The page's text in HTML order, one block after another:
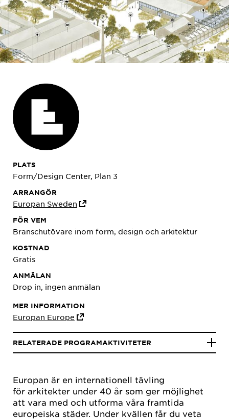
Europan är en internationell tävling
för arkitekter under 40 år som ger möjlighet
att vara med och utforma våra framtida
europeiska städer. Under kvällen får du veta
PLATS
Form/Design Center, Plan 3
ARRANGÖR
Europan Sweden
FÖR VEM
Branschutövare inom form, design och arkitektur
KOSTNAD
Gratis
ANMÄLAN
Drop in, ingen anmälan
MER INFORMATION
Europan Europe
RELATERADE PROGRAMAKTIVITETER